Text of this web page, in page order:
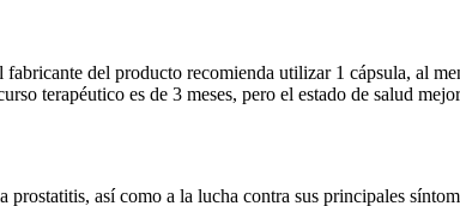
del producto recomienda utilizar 1 cápsula, al
terapéutico es de 3 meses, pero el estado de salud
prostatitis, así como a la lucha contra sus principales